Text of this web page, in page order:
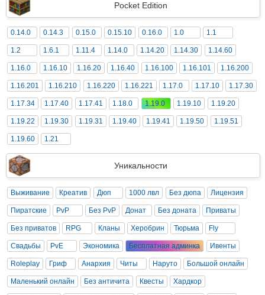
Pocket Edition
0.14.0 0.14.3 0.15.0 0.15.10 0.16.0 1.0 1.1
1.2 1.6.1 1.11.4 1.14.0 1.14.20 1.14.30 1.14.60
1.16.0 1.16.10 1.16.20 1.16.40 1.16.100 1.16.101 1.16.200
1.16.201 1.16.210 1.16.220 1.16.221 1.17.0 1.17.10 1.17.30
1.17.34 1.17.40 1.17.41 1.18.0 1.19.0 1.19.10 1.19.20
1.19.22 1.19.30 1.19.31 1.19.40 1.19.41 1.19.50 1.19.51
1.19.60 1.21
Уникальности
Выживание Креатив Дюп 1000 лвл Без дюпа Лицензия
Пиратские PvP Без PvP Донат Без доната Приваты
Без приватов RPG Кланы Херобрин Тюрьма Fly
Свадьбы PvE Экономика Бесплатная админка Ивенты
Roleplay Гриф Анархия Читы Наруто Большой онлайн
Маленький онлайн Без античита Квесты Хардкор